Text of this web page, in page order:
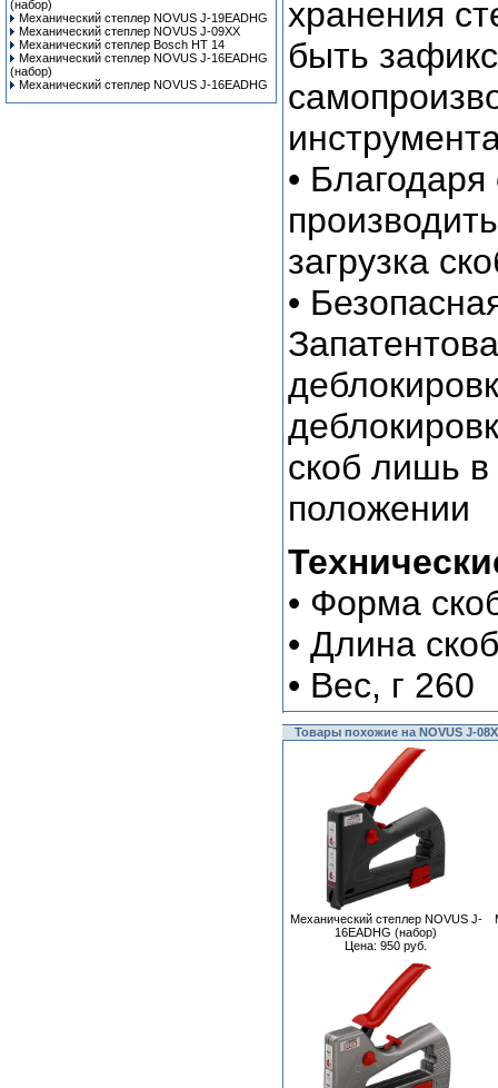
(набор)
Механический степлер NOVUS J-19EADHG
Механический степлер NOVUS J-09XX
Механический степлер Bosch HT 14
Механический степлер NOVUS J-16EADHG
(набор)
Механический степлер NOVUS J-16EADHG
хранения
быть
•
загрузка
•
скоб лишь
положении
• Форма
• Длина
• Вес, г 260
Товары похожие на NOVUS J-
Механический степлер NOVUS J-
16EADHG (набор)
Цена: 950 руб.